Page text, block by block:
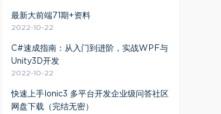
最新大前端71期+资料
2022-10-22
C#速成指南：从入门到进阶，实战WPF与
Unity3D开发
2022-10-22
快速上手Ionic3 多平台开发企业级问答社区
网盘下载（完结无密）